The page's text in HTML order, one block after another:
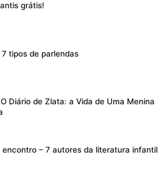
grátis!
tipos de parlendas
Diário de Zlata: a Vida de Uma Menina
encontro – 7 autores da literatura infantil